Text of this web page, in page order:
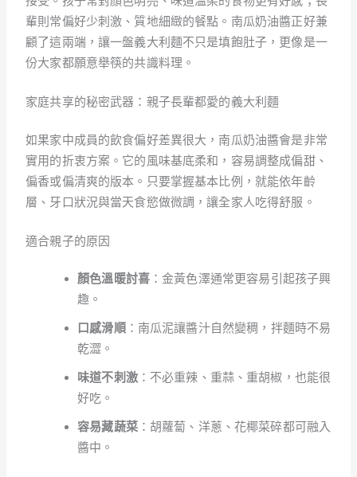
輩則常偏好少刺激、質地細緻的餐點。南瓜奶油醬正好兼
顧了這兩端，讓一盤義大利麵不只是填飽肚子，更像是一
份大家都願意舉筷的共識料理。
家庭共享的秘密武器：親子長輩都愛的義大利麵
如果家中成員的飲食偏好差異很大，南瓜奶油醬會是非常
實用的折衷方案。它的風味基底柔和，容易調整成偏甜、
偏香或偏清爽的版本。只要掌握基本比例，就能依年齡
層、牙口狀況與當天食慾做微調，讓全家人吃得舒服。
適合親子的原因
顏色溫暖討喜 ：金黃色澤通常更容易引起孩子興
趣。
口感滑順：南瓜泥讓醬汁自然變稠，拌麵時不易
乾澀。
味道不刺激：不必重辣、重蒜、重胡椒，也能很
好吃。
容易藏蔬菜：胡蘿蔔、洋蔥、花椰菜碎都可融入
醬中。